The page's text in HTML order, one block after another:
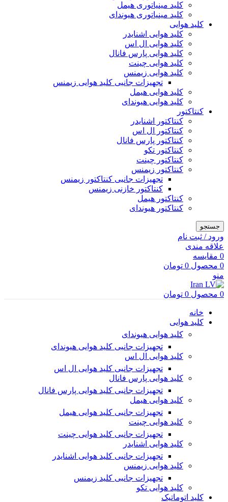
کلید مینیاتوری هیمل
کلید مینیاتوری هیوندای
کلید هوایی
کلید هوایی اشنایدر
کلید هوایی ال اس
کلید هوایی پارس فانال
کلید هوایی چینت
کلید هوایی زیمنس
تجهیزات جانبی کلید هوایی زیمنس
کلید هوایی هیمل
کلید هوایی هیوندای
کنتاکتور
کنتاکتور اشنایدر
کنتاکتور ال اس
کنتاکتور پارس فانال
کنتاکتور تکو
کنتاکتور چینت
کنتاکتور زیمنس
تجهیزات جانبی کنتاکتور زیمنس
کنتاکتور خازنی زیمنس
کنتاکتور هیمل
کنتاکتور هیوندای
جستجو
ورود / ثبت نام
علاقه مندی
0 مقایسه
0 محصول 0 تومان
منو
0 محصول 0 تومان
خانه
کلید هوایی
کلید هوایی هیوندای
تجهیزات جانبی کلید هوایی هیوندای
کلید هوایی ال اس
تجهیزات جانبی کلید هوایی ال اس
کلید هوایی پارس فانال
تجهیزات جانبی کلید هوایی پارس فانال
کلید هوایی هیمل
تجهیزات جانبی کلید هوایی هیمل
کلید هوایی چینت
تجهیزات جانبی کلید هوایی چینت
کلید هوایی اشنایدر
تجهیزات جانبی کلید هوایی اشنایدر
کلید هوایی زیمنس
تجهیزات جانبی کلید زیمنس
کلید هوایی تکو
کلید اتوماتیک